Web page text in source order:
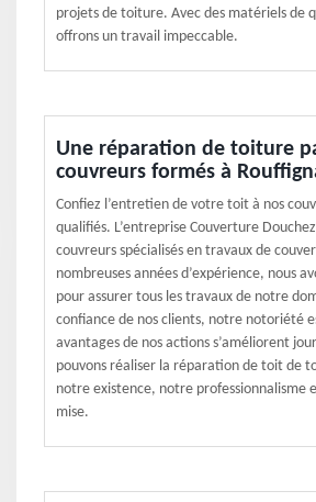
projets de toiture. Avec des matériels de
offrons un travail impeccable.
Une réparation de toiture
couvreurs formés à
Confiez l’entretien de votre toit à nos
qualifiés. L’entreprise Couverture
couvreurs spécialisés en travaux de
nombreuses années d’expérience, nous
pour assurer tous les travaux de notre
confiance de nos clients, notre notoriété
avantages de nos actions s’améliorent
pouvons réaliser la réparation de toit de
notre existence, notre professionnalisme
mise.